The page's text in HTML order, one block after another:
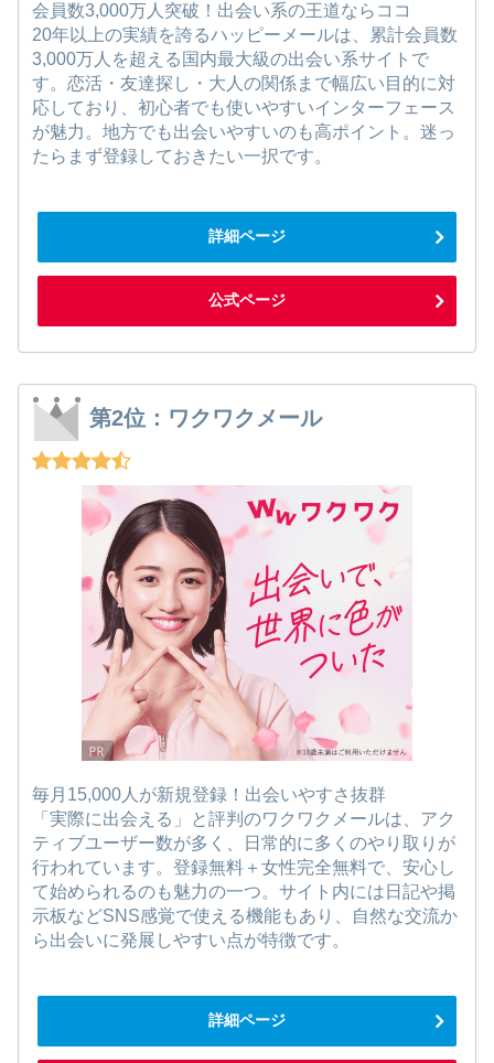
会員数3,000万人突破！出会い系の王道ならココ
20年以上の実績を誇るハッピーメールは、累計会員数
3,000万人を超える国内最大級の出会い系サイトで
す。恋活・友達探し・大人の関係まで幅広い目的に対
応しており、初心者でも使いやすいインターフェース
が魅力。地方でも出会いやすいのも高ポイント。迷っ
たらまず登録しておきたい一択です。
詳細ページ
公式ページ
第2位：ワクワクメール
毎月15,000人が新規登録！出会いやすさ抜群
「実際に出会える」と評判のワクワクメールは、アク
ティブユーザー数が多く、日常的に多くのやり取りが
行われています。登録無料＋女性完全無料で、安心し
て始められるのも魅力の一つ。サイト内には日記や掲
示板などSNS感覚で使える機能もあり、自然な交流か
ら出会いに発展しやすい点が特徴です。
詳細ページ